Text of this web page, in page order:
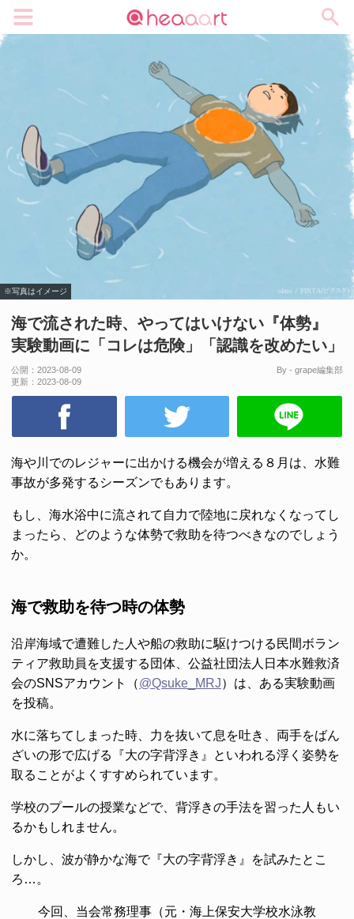
※写真はイメージ
海で流された時、やってはいけない『体勢』
実験動画に「コレは危険」「認識を改めたい」
公開： 2023-08-09
更新： 2023-08-09
By - grape編集部
海や川でのレジャーに出かける機会が増える８月は、水難
事故が多発するシーズンでもあります。
もし、海水浴中に流されて自力で陸地に戻れなくなってし
まったら、どのような体勢で救助を待つべきなのでしょう
か。
海で救助を待つ時の体勢
沿岸海域で遭難した人や船の救助に駆けつける民間ボラン
ティア救助員を支援する団体、公益社団法人日本水難救済
会のSNSアカウント（@Qsuke_MRJ）は、ある実験動画
を投稿。
水に落ちてしまった時、力を抜いて息を吐き、両手をばん
ざいの形で広げる『大の字背浮き』といわれる浮く姿勢を
取ることがよくすすめられています。
学校のプールの授業などで、背浮きの手法を習った人もい
るかもしれません。
しかし、波が静かな海で『大の字背浮き』を試みたとこ
ろ…。
今回、当会常務理事（元・海上保安大学校水泳教